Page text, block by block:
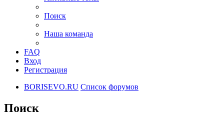
Поиск
Наша команда
FAQ
Вход
Регистрация
BORISEVO.RU Список форумов
Поиск